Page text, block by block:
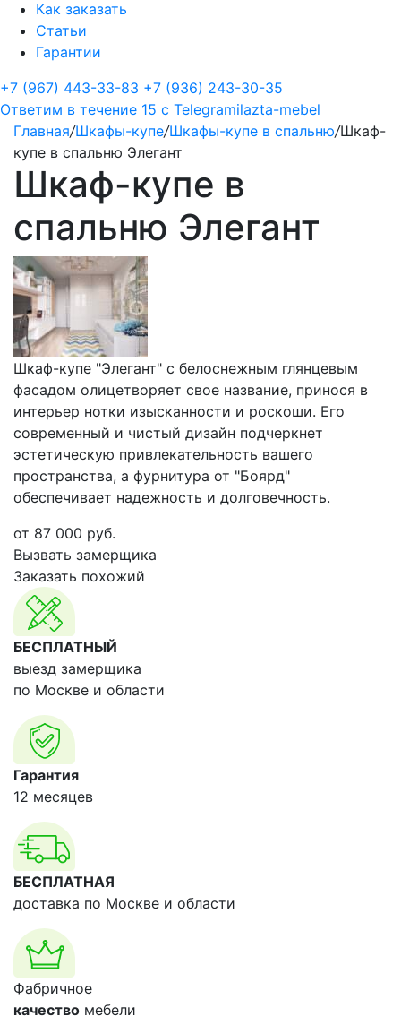
Как заказать
Статьи
Гарантии
+7 (967) 443-33-83 +7 (936) 243-30-35
Ответим в течение 15 с Telegramilazta-mebel
Главная/Шкафы-купе/Шкафы-купе в спальню/Шкаф-
купе в спальню Элегант
Шкаф-купе в
спальню Элегант
Шкаф-купе "Элегант" с белоснежным глянцевым
фасадом олицетворяет свое название, принося в
интерьер нотки изысканности и роскоши. Его
современный и чистый дизайн подчеркнет
эстетическую привлекательность вашего
пространства, а фурнитура от "Боярд"
обеспечивает надежность и долговечность.
от 87 000 руб.
Вызвать замерщика
Заказать похожий
БЕСПЛАТНЫЙ
выезд замерщика
по Москве и области
Гарантия
12 месяцев
БЕСПЛАТНАЯ
доставка по Москве и области
Фабричное
качество мебели